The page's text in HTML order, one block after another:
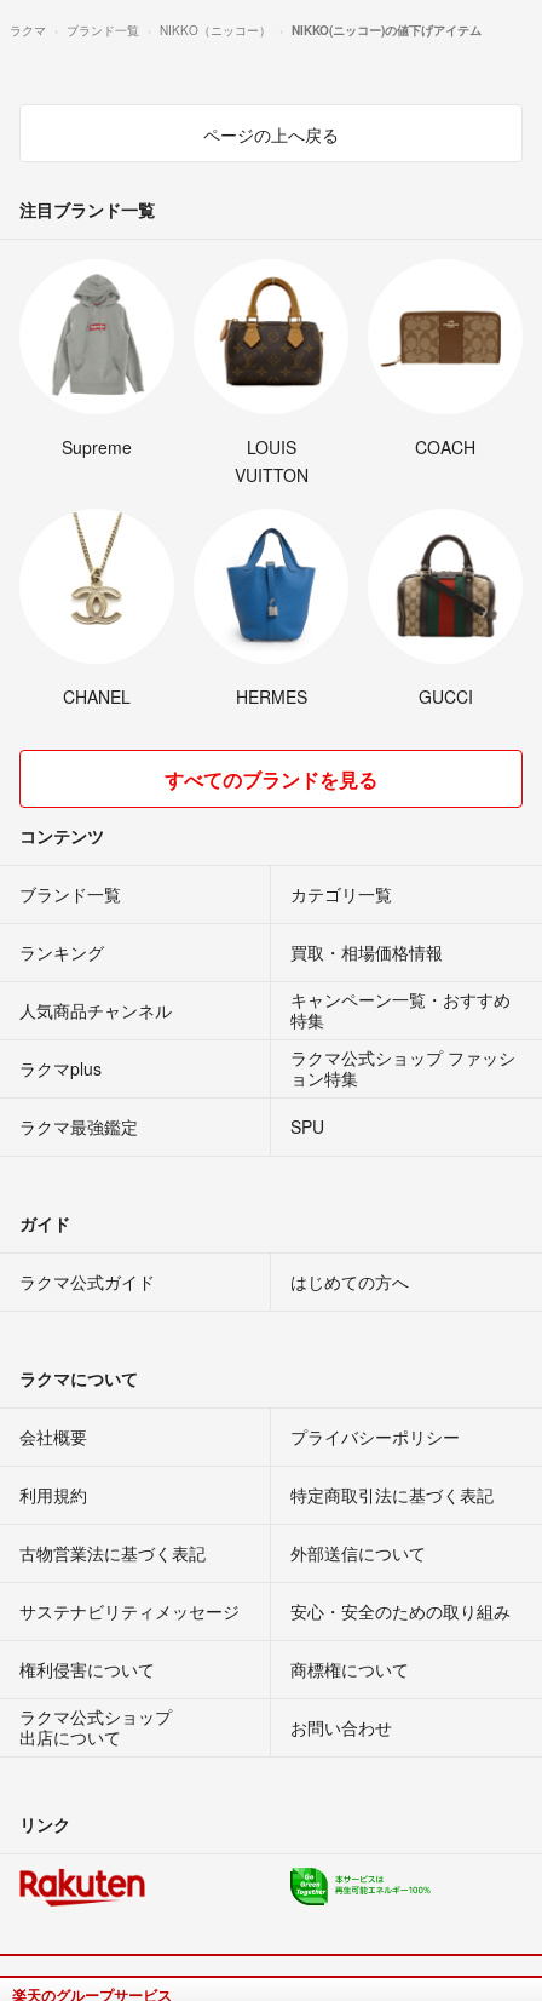
ラクマ ブランド一覧 NIKKO（ニッコー） NIKKO(ニッコー)の値下げアイテム
ページの上へ戻る
注目ブランド一覧
Supreme
LOUIS
VUITTON
COACH
CHANEL HERMES GUCCI
すべてのブランドを見る
コンテンツ
ブランド一覧 カテゴリ一覧
ランキング 買取・相場価格情報
人気商品チャンネル
キャンペーン一覧・おすすめ
特集
ラクマplus
ラクマ公式ショップ ファッシ
ョン特集
ラクマ最強鑑定
SPU
ガイド
ラクマ公式ガイド はじめての方へ
ラクマについて
会社概要 プライバシーポリシー
利用規約 特定商取引法に基づく表記
古物営業法に基づく表記 外部送信について
サステナビリティメッセージ 安心・安全のための取り組み
権利侵害について
商標権について
ラクマ公式ショップ
出店について
お問い合わせ
リンク
楽天のグループサービス